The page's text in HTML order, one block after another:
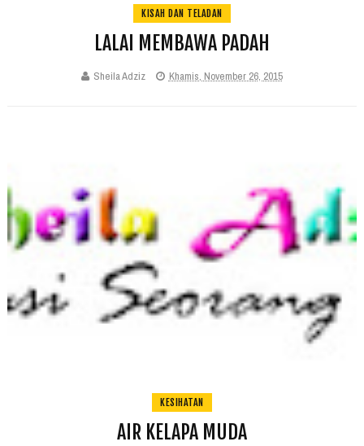
KISAH DAN TELADAN
LALAI MEMBAWA PADAH
Sheila Adziz Khamis, November 26, 2015
KESIHATAN
AIR KELAPA MUDA